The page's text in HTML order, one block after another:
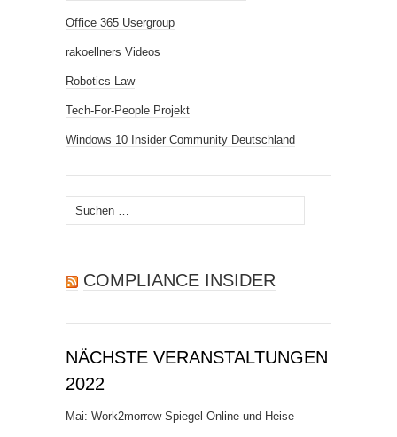
Office 365 Usergroup
rakoellners Videos
Robotics Law
Tech-For-People Projekt
Windows 10 Insider Community Deutschland
Suchen
nach:
COMPLIANCE INSIDER
NÄCHSTE VERANSTALTUNGEN
2022
Mai: Work2morrow Spiegel Online und Heise